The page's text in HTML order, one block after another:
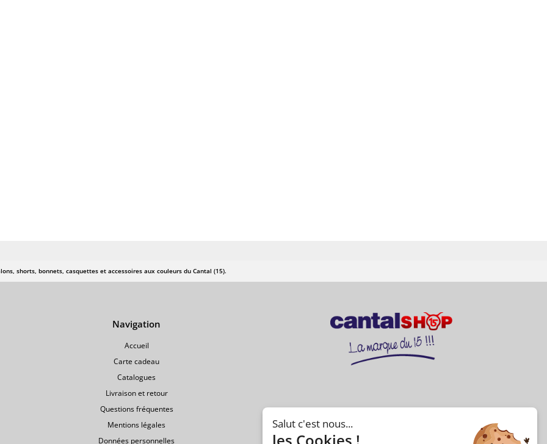
shorts, bonnets, casquettes et accessoires aux couleurs du Cantal (15).
Navigation
Accueil
Carte cadeau
Catalogues
Livraison et retour
Questions fréquentes
Mentions légales
Données personnelles
Salut c'est nous...